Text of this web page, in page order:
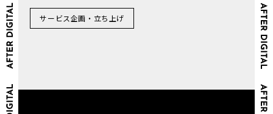
サービス企画・立ち上げ